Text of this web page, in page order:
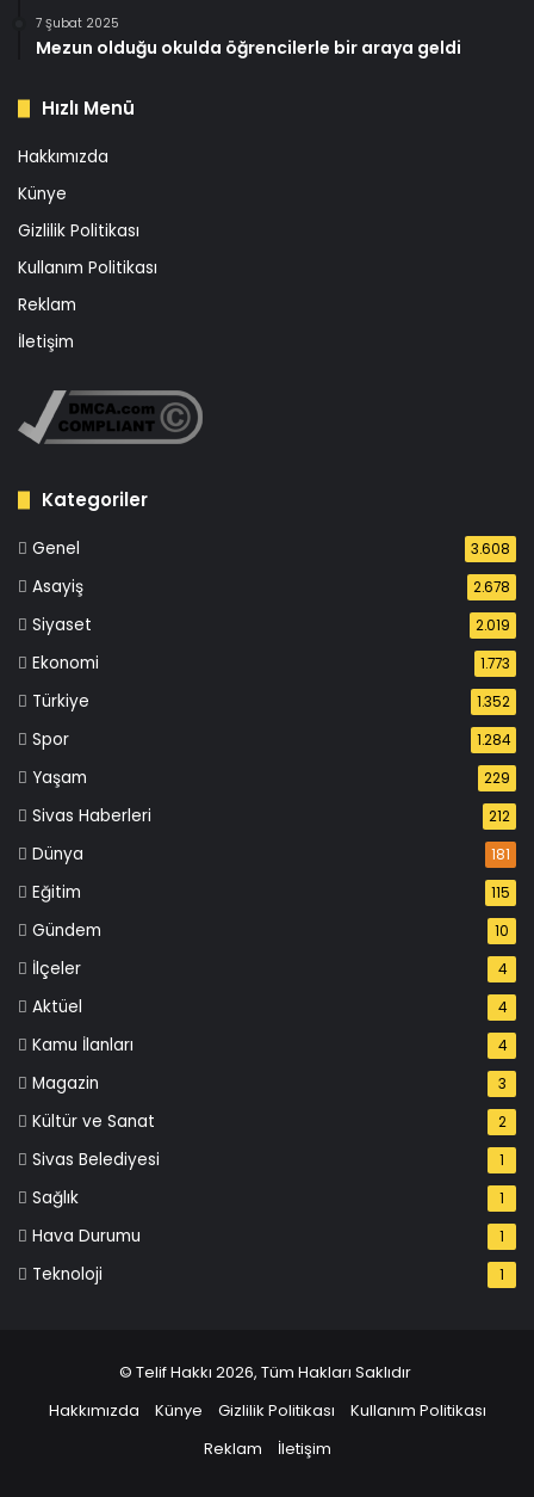
7 Şubat 2025
Mezun olduğu okulda öğrencilerle bir araya geldi
Hızlı Menü
Hakkımızda
Künye
Gizlilik Politikası
Kullanım Politikası
Reklam
İletişim
Kategoriler
Genel 3.608
Asayiş 2.678
Siyaset 2.019
Ekonomi 1.773
Türkiye 1.352
Spor 1.284
Yaşam 229
Sivas Haberleri 212
Dünya 181
Eğitim 115
Gündem 10
İlçeler 4
Aktüel 4
Kamu İlanları 4
Magazin 3
Kültür ve Sanat 2
Sivas Belediyesi 1
Sağlık 1
Hava Durumu 1
Teknoloji 1
© Telif Hakkı 2026, Tüm Hakları Saklıdır
Hakkımızda
Künye Gizlilik Politikası
Kullanım Politikası
Reklam
İletişim